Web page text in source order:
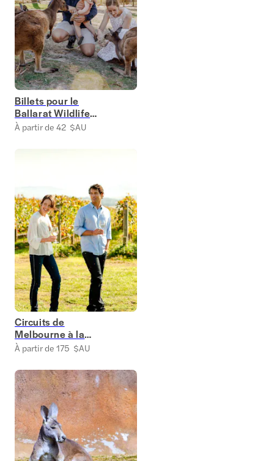
Billets pour le
Ballarat Wildlife
Park
À partir de 42 $AU
Circuits de
Melbourne à la
vallée de la Yarra
À partir de 175 $AU